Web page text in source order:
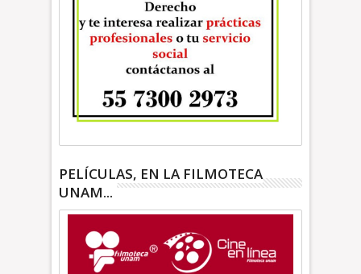
PELÍCULAS, EN LA FILMOTECA
UNAM...